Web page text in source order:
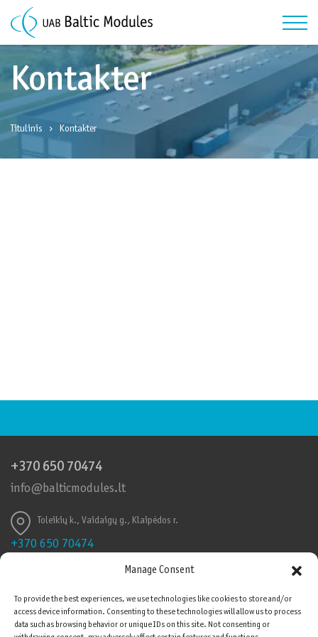
Manage Consent
To provide the best experiences, we use technologies like cookies to store and/or
access device information. Consenting to these technologies will allow us to process
data such as browsing behavior or unique IDs on this site. Not consenting or
Kontakter
Titulinis Kontakter
+370 650 70474
info@balticmodules.lt
Toleikių k., Vaidaigų g., Klaipėdos r.
+370 650 70474
info@balticmodules.lt
Kokybės sertifikatai